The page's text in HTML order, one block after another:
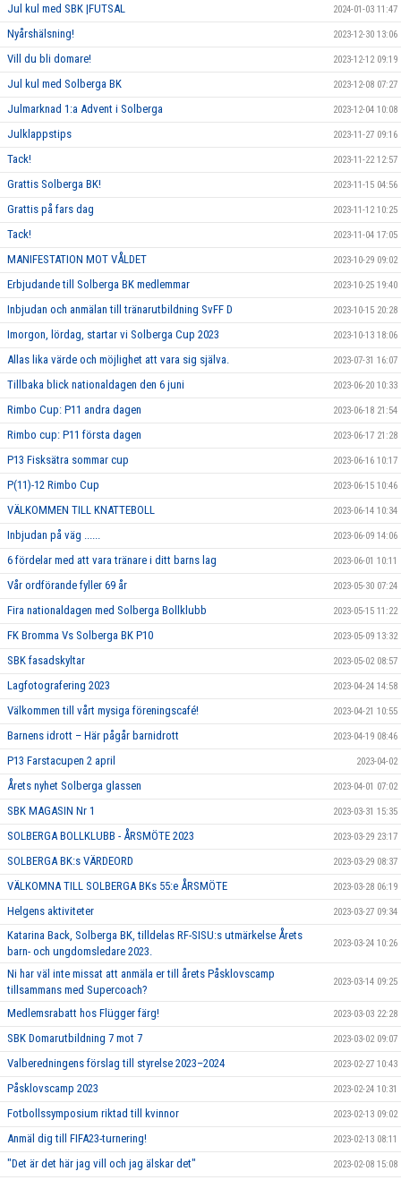
Jul kul med SBK |FUTSAL 2024-01-03 11:47
Nyårshälsning! 2023-12-30 13:06
Vill du bli domare! 2023-12-12 09:19
Jul kul med Solberga BK 2023-12-08 07:27
Julmarknad 1:a Advent i Solberga 2023-12-04 10:08
Julklappstips 2023-11-27 09:16
Tack! 2023-11-22 12:57
Grattis Solberga BK! 2023-11-15 04:56
Grattis på fars dag 2023-11-12 10:25
Tack! 2023-11-04 17:05
MANIFESTATION MOT VÅLDET 2023-10-29 09:02
Erbjudande till Solberga BK medlemmar 2023-10-25 19:40
Inbjudan och anmälan till tränarutbildning SvFF D 2023-10-15 20:28
Imorgon, lördag, startar vi Solberga Cup 2023 2023-10-13 18:06
Allas lika värde och möjlighet att vara sig själva. 2023-07-31 16:07
Tillbaka blick nationaldagen den 6 juni 2023-06-20 10:33
Rimbo Cup: P11 andra dagen 2023-06-18 21:54
Rimbo cup: P11 första dagen 2023-06-17 21:28
P13 Fisksätra sommar cup 2023-06-16 10:17
P(11)-12 Rimbo Cup 2023-06-15 10:46
VÄLKOMMEN TILL KNATTEBOLL 2023-06-14 10:34
Inbjudan på väg ...... 2023-06-09 14:06
6 fördelar med att vara tränare i ditt barns lag 2023-06-01 10:11
Vår ordförande fyller 69 år 2023-05-30 07:24
Fira nationaldagen med Solberga Bollklubb 2023-05-15 11:22
FK Bromma Vs Solberga BK P10 2023-05-09 13:32
SBK fasadskyltar 2023-05-02 08:57
Lagfotografering 2023 2023-04-24 14:58
Välkommen till vårt mysiga föreningscafé! 2023-04-21 10:55
Barnens idrott – Här pågår barnidrott 2023-04-19 08:46
P13 Farstacupen 2 april 2023-04-02
Årets nyhet Solberga glassen 2023-04-01 07:02
SBK MAGASIN Nr 1 2023-03-31 15:35
SOLBERGA BOLLKLUBB - ÅRSMÖTE 2023 2023-03-29 23:17
SOLBERGA BK:s VÄRDEORD 2023-03-29 08:37
VÄLKOMNA TILL SOLBERGA BKs 55:e ÅRSMÖTE 2023-03-28 06:19
Helgens aktiviteter 2023-03-27 09:34
Katarina Back, Solberga BK, tilldelas RF-SISU:s utmärkelse Årets
barn- och ungdomsledare 2023.
2023-03-24 10:26
Ni har väl inte missat att anmäla er till årets Påsklovscamp
tillsammans med Supercoach?
2023-03-14 09:25
Medlemsrabatt hos Flügger färg! 2023-03-03 22:28
SBK Domarutbildning 7 mot 7 2023-03-02 09:07
Valberedningens förslag till styrelse 2023–2024 2023-02-27 10:43
Påsklovscamp 2023 2023-02-24 10:31
Fotbollssymposium riktad till kvinnor 2023-02-13 09:02
Anmäl dig till FIFA23-turnering! 2023-02-13 08:11
"Det är det här jag vill och jag älskar det" 2023-02-08 15:08